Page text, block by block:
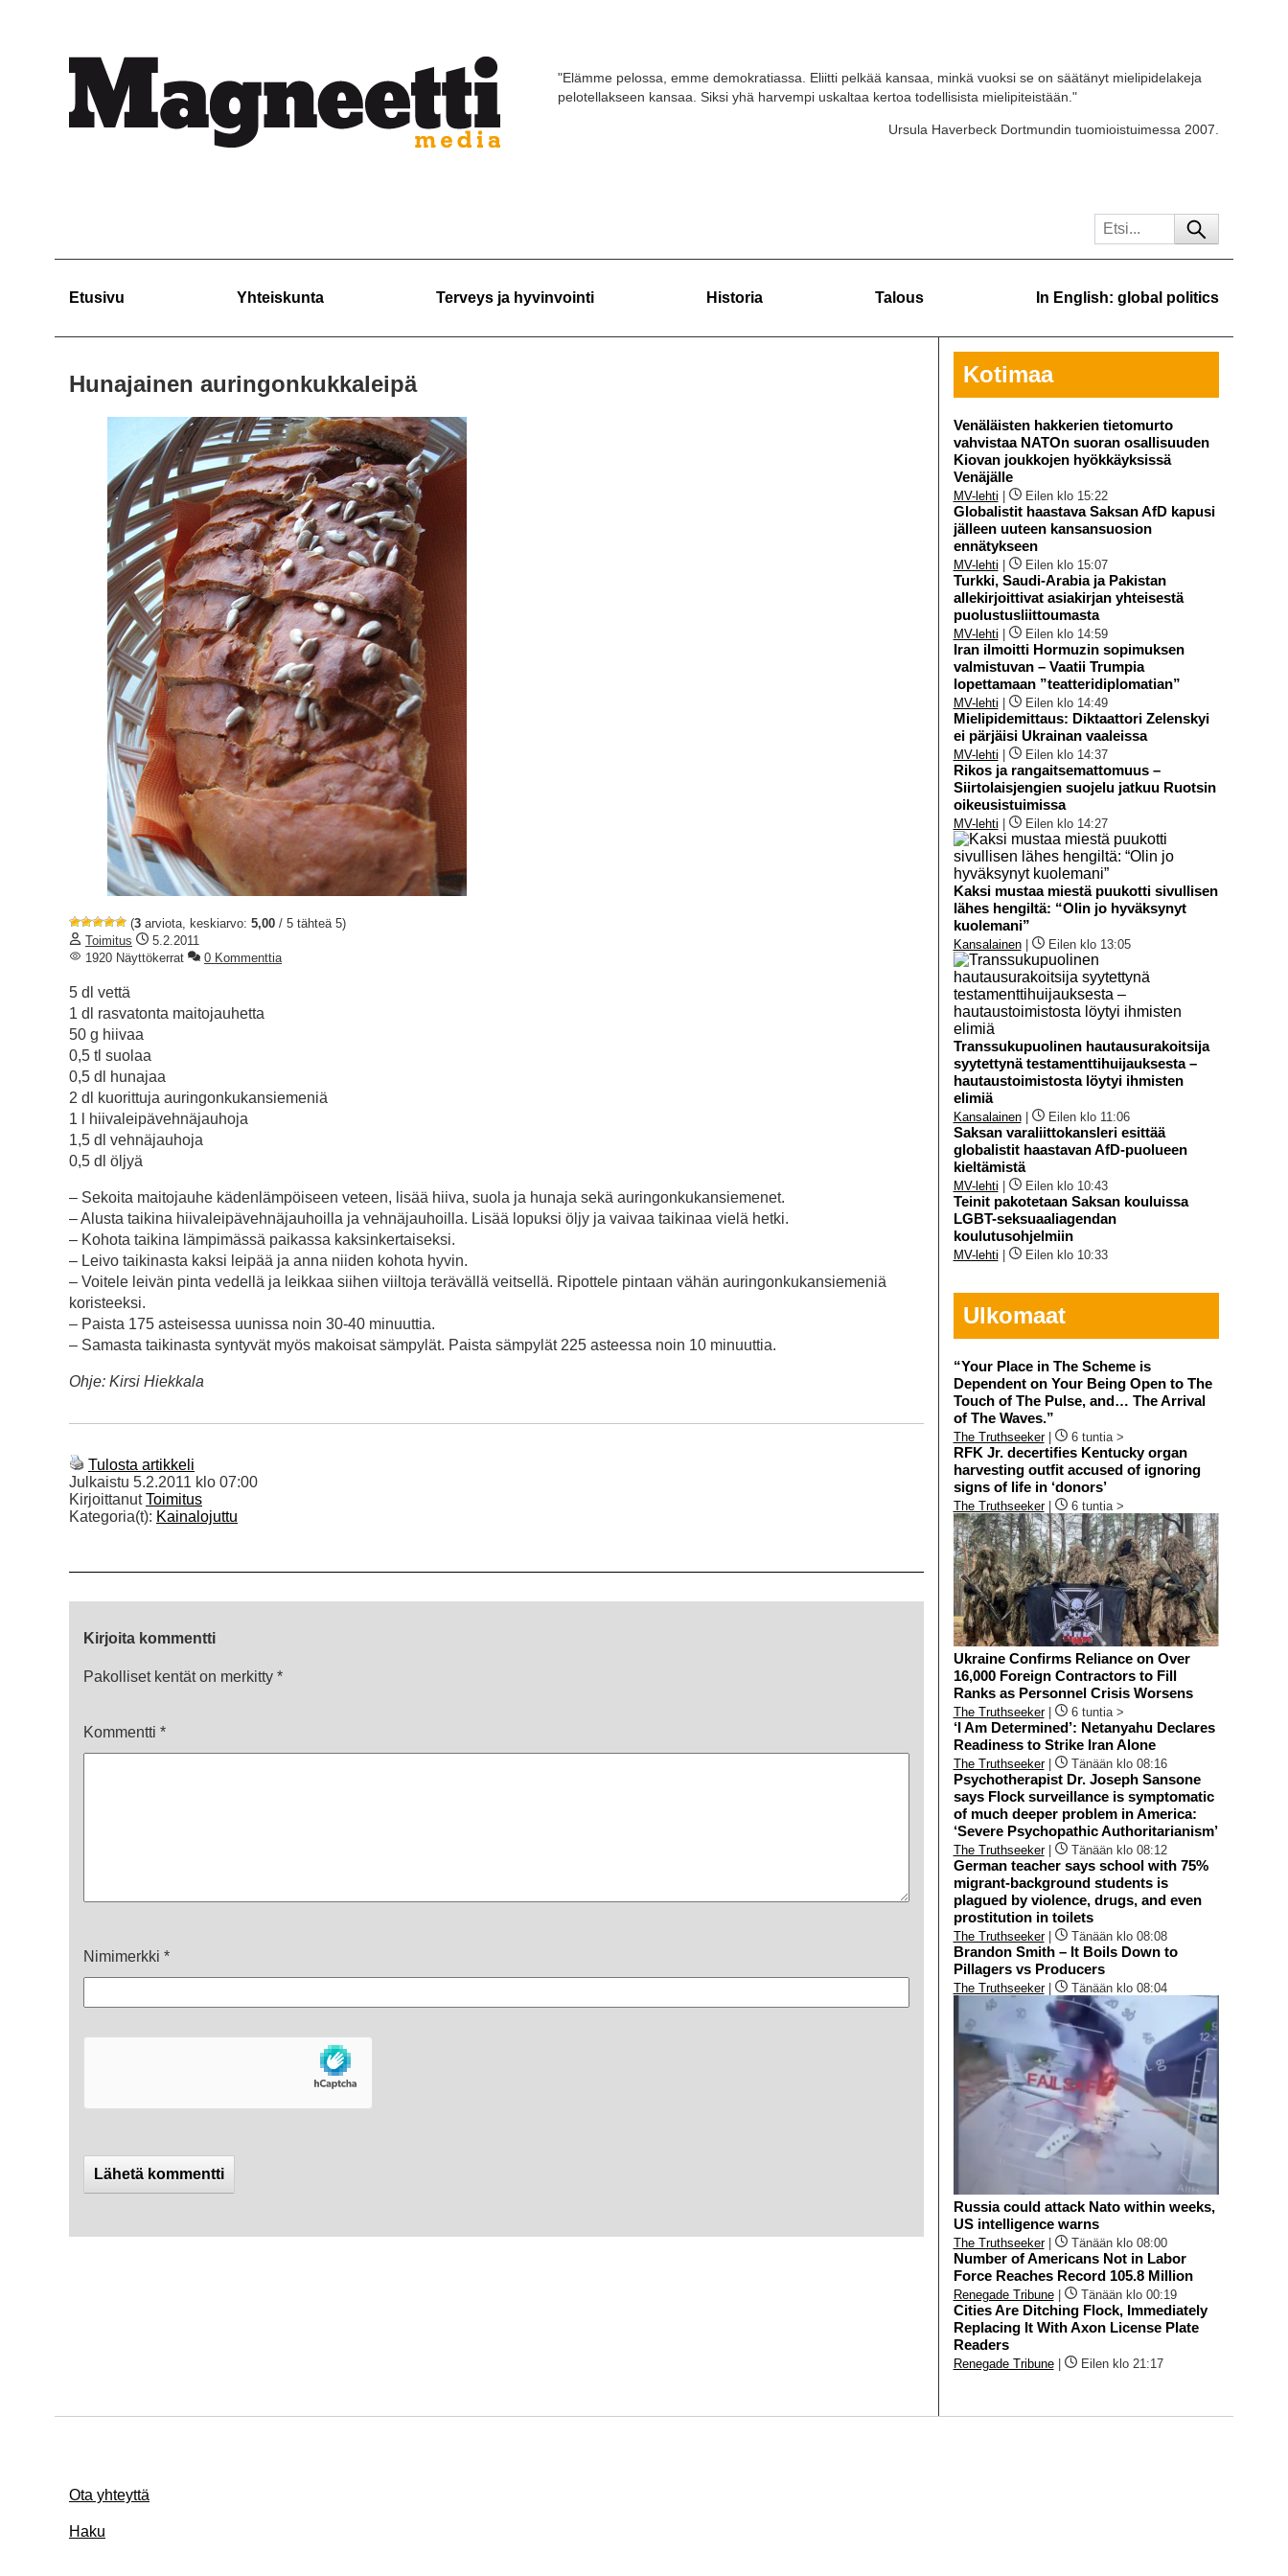
"Elämme pelossa, emme demokratiassa. Eliitti pelkää kansaa, minkä vuoksi se on säätänyt mielipidelakeja
pelotellakseen kansaa. Siksi yhä harvempi uskaltaa kertoa todellisista mielipiteistään."
Ursula Haverbeck Dortmundin tuomioistuimessa 2007.
Etusivu Yhteiskunta Terveys ja hyvinvointi Historia Talous In English: global politics
Hunajainen auringonkukkaleipä
(3 arviota, keskiarvo: 5,00 / 5 tähteä 5)
Toimitus
5.2.2011
1920 Näyttökerrat
0 Kommenttia
5 dl vettä
1 dl rasvatonta maitojauhetta
50 g hiivaa
0,5 tl suolaa
0,5 dl hunajaa
2 dl kuorittuja auringonkukansiemeniä
1 l hiivaleipävehnäjauhoja
1,5 dl vehnäjauhoja
0,5 dl öljyä
– Sekoita maitojauhe kädenlämpöiseen veteen, lisää hiiva, suola ja hunaja sekä auringonkukansiemenet.
– Alusta taikina hiivaleipävehnäjauhoilla ja vehnäjauhoilla. Lisää lopuksi öljy ja vaivaa taikinaa vielä hetki.
– Kohota taikina lämpimässä paikassa kaksinkertaiseksi.
– Leivo taikinasta kaksi leipää ja anna niiden kohota hyvin.
– Voitele leivän pinta vedellä ja leikkaa siihen viiltoja terävällä veitsellä. Ripottele pintaan vähän auringonkukansiemeniä
koristeeksi.
– Paista 175 asteisessa uunissa noin 30-40 minuuttia.
– Samasta taikinasta syntyvät myös makoisat sämpylät. Paista sämpylät 225 asteessa noin 10 minuuttia.
Ohje: Kirsi Hiekkala
Tulosta artikkeli
Julkaistu 5.2.2011 klo 07:00
KirjoittanutToimitus
Kategoria(t): Kainalojuttu
Kirjoita kommentti
Pakolliset kentät on merkitty *
Kommentti *
Nimimerkki *
Kotimaa
Venäläisten hakkerien tietomurto
vahvistaa NATOn suoran osallisuuden
Kiovan joukkojen hyökkäyksissä
Venäjälle
MV-lehti Eilen klo 15:22
Globalistit haastava Saksan AfD kapusi
jälleen uuteen kansansuosion
ennätykseen
MV-lehti Eilen klo 15:07
Turkki, Saudi-Arabia ja Pakistan
allekirjoittivat asiakirjan yhteisestä
puolustusliittoumasta
MV-lehti Eilen klo 14:59
Iran ilmoitti Hormuzin sopimuksen
valmistuvan – Vaatii Trumpia
lopettamaan ”teatteridiplomatian”
MV-lehti Eilen klo 14:49
Mielipidemittaus: Diktaattori Zelenskyi
ei pärjäisi Ukrainan vaaleissa
MV-lehti Eilen klo 14:37
Rikos ja rangaitsemattomuus –
Siirtolaisjengien suojelu jatkuu Ruotsin
oikeusistuimissa
MV-lehti Eilen klo 14:27
Kaksi mustaa miestä puukotti sivullisen
lähes hengiltä: “Olin jo hyväksynyt
kuolemani”
Kansalainen| Eilen klo 13:05
Transsukupuolinen hautausurakoitsija
syytettynä testamenttihuijauksesta –
hautaustoimistosta löytyi ihmisten
elimiä
Kansalainen| Eilen klo 11:06
Saksan varaliittokansleri esittää
globalistit haastavan AfD-puolueen
kieltämistä
MV-lehti Eilen klo 10:43
Teinit pakotetaan Saksan kouluissa
LGBT-seksuaaliagendan
koulutusohjelmiin
MV-lehti Eilen klo 10:33
Ulkomaat
“Your Place in The Scheme is
Dependent on Your Being Open to The
Touch of The Pulse, and… The Arrival
of The Waves.”
The Truthseeker| 6 tuntia >
RFK Jr. decertifies Kentucky organ
harvesting outfit accused of ignoring
signs of life in ‘donors’
The Truthseeker| 6 tuntia >
Ukraine Confirms Reliance on Over
16,000 Foreign Contractors to Fill
Ranks as Personnel Crisis Worsens
The Truthseeker| 6 tuntia >
‘I Am Determined’: Netanyahu Declares
Readiness to Strike Iran Alone
The Truthseeker| Tänään klo 08:16
Psychotherapist Dr. Joseph Sansone
says Flock surveillance is symptomatic
of much deeper problem in America:
‘Severe Psychopathic Authoritarianism’
The Truthseeker| Tänään klo 08:12
German teacher says school with 75%
migrant-background students is
plagued by violence, drugs, and even
prostitution in toilets
The Truthseeker| Tänään klo 08:08
Brandon Smith – It Boils Down to
Pillagers vs Producers
The Truthseeker| Tänään klo 08:04
Russia could attack Nato within weeks,
US intelligence warns
The Truthseeker| Tänään klo 08:00
Number of Americans Not in Labor
Force Reaches Record 105.8 Million
Renegade Tribune| Tänään klo 00:19
Cities Are Ditching Flock, Immediately
Replacing It With Axon License Plate
Readers
Renegade Tribune| Eilen klo 21:17
Ota yhteyttä
Haku